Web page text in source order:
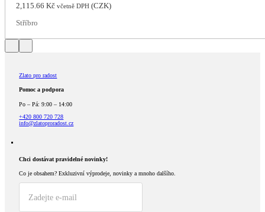
2,115.66Kč včetně DPH (CZK)
Stříbro
Zlato pro radost
Pomoc a podpora
Po – Pá: 9:00 – 14:00
+420 800 720 728
info@zlatoproradost.cz
Chci dostávat pravidelné novinky!​
Co je obsahem? Exkluzivní výprodeje, novinky a mnoho dalšího.